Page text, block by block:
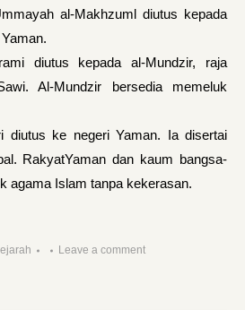
al-Makhzuml diutus ke­pada
diutus kepada al-Mundzir, raja
Al-Mundzir bersedia memeluk
diutus ke negeri Yaman. Ia disertai
RakyatYaman dan kaum bangsa­
agama Islam tanpa kekerasan.
Leave a comment